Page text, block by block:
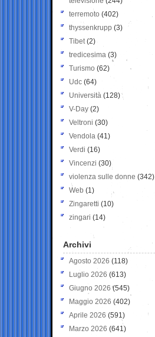
terremoto (402)
thyssenkrupp (3)
Tibet(2)
tredicesima (3)
Turismo (62)
Udc (64)
Università (128)
V-Day (2)
Veltroni (30)
Vendola (41)
Verdi (16)
Vincenzi (30)
violenza sulle donne (342)
Web (1)
Zingaretti (10)
zingari (14)
Archivi
Agosto 2026 (118)
Luglio 2026 (613)
Giugno 2026 (545)
Maggio 2026 (402)
Aprile 2026 (591)
Marzo 2026 (641)